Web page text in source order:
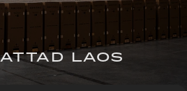
LAOS